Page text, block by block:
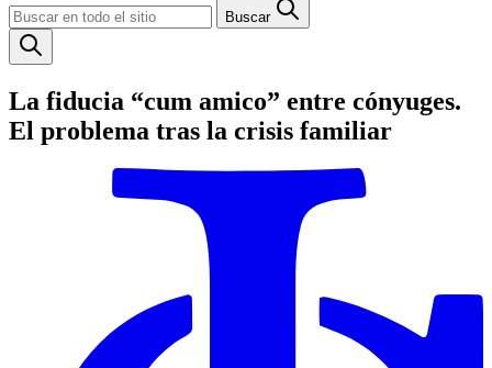
Buscar
La fiducia “cum amico” entre cónyuges.
El problema tras la crisis familiar